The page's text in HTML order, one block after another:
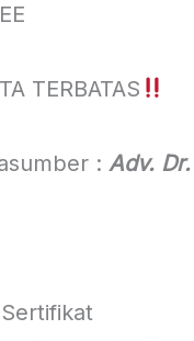
TERBATAS
: Adv.